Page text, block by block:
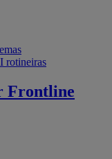
rotineiras
Frontline